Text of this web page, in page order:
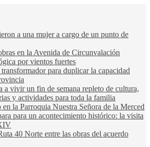
a una mujer a cargo de un punto de
en la Avenida de Circunvalación
por vientos fuertes
para duplicar la capacidad
a vivir un fin de semana repleto de cultura,
y actividades para toda la familia
la Parroquia Nuestra Señora de la Merced
para un acontecimiento histórico: la visita
40 Norte entre las obras del acuerdo